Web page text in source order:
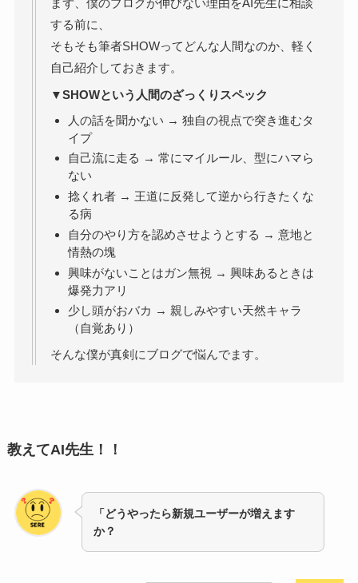
する前に、
そもそも筆者SHOWってどんな人間なのか、軽く
自己紹介しておきます。
▼SHOWという人間のざっくりスペック
人の話を聞かない → 独自の視点で突き進むタ
イプ
自己流に走る → 常にマイルール、型にハマら
ない
捻くれ者 → 王道に反発して逆から行きたくな
る病
自分のやり方を認めさせようとする → 意地と
情熱の塊
興味がないことはガン無視 → 興味あるときは
爆発力アリ
少し頭がおバカ → 親しみやすい天然キャラ
（自覚あり）
そんな僕が真剣にブログで悩んでます。
教えてAI先生！！
「どうやったら新規ユーザーが増えます
か？